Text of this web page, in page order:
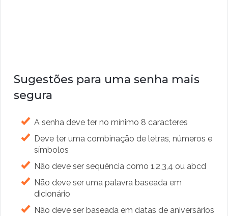
Sugestões para uma senha mais
segura
A senha deve ter no mínimo 8 caracteres
Deve ter uma combinação de letras, números e
símbolos
Não deve ser sequência como 1,2,3,4 ou abcd
Não deve ser uma palavra baseada em
dicionário
Não deve ser baseada em datas de aniversários